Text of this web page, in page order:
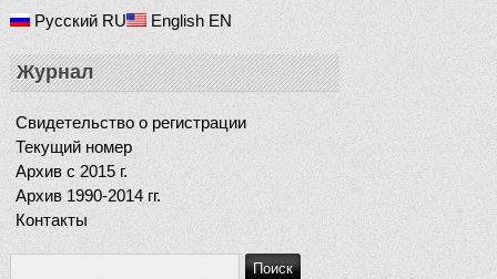
Русский RU English EN
Журнал
Свидетельство о регистрации
Текущий номер
Архив c 2015 г.
Архив 1990-2014 гг.
Контакты